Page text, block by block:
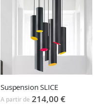
Suspension SLICE
A partir de 214,00 €